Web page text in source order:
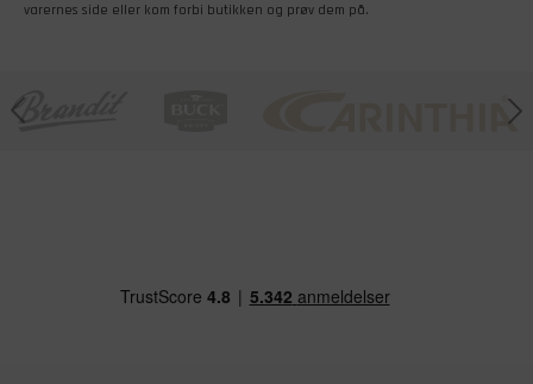
varernes side eller kom forbi butikken og prøv dem på.